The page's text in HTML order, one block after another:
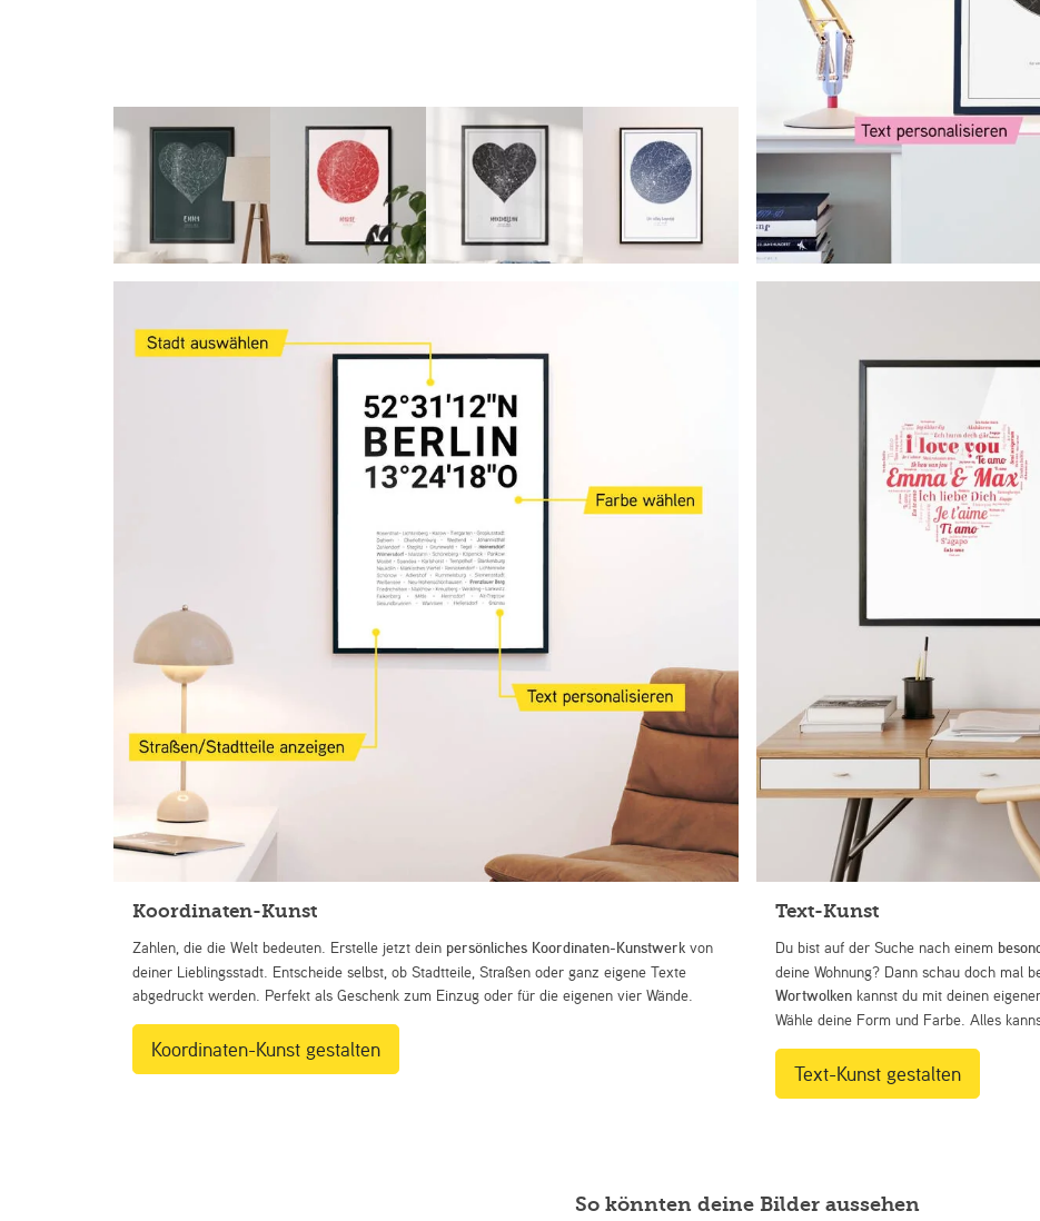
Koordinaten-Kunst
Zahlen, die die Welt bedeuten. Erstelle jetzt dein persönliches Koordinaten-Kunstwerk von
deiner Lieblingsstadt. Entscheide selbst, ob Stadtteile, Straßen oder ganz eigene Texte
abgedruckt werden. Perfekt als Geschenk zum Einzug oder für die eigenen vier Wände.
Koordinaten-Kunst gestalten
Text-Kunst
Du bist auf der Suche nach einem
deine Wohnung? Dann schau doch mal
Wortwolken kannst du mit deinen
Wähle deine Form und Farbe. Alles
Text-Kunst gestalten
So könnten deine Bilder aussehen